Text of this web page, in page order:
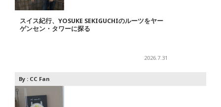
スイス紀行、YOSUKE SEKIGUCHIのルーツをヤー
ゲンセン・タワーに探る
2026.7.31
By : CC Fan